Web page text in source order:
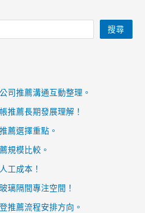
搜尋
司推薦溝通互動整理。
推薦長期發展理解！
薦選擇重點。
規模比較。
工成本！
璃隔間專注空間！
推薦流程安排方向。